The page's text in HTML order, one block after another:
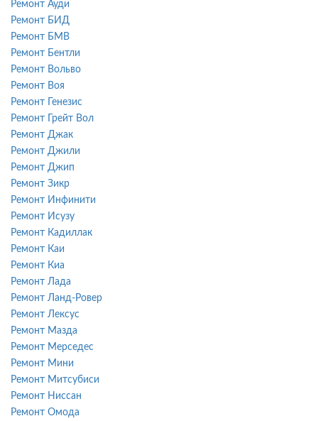
Ремонт Ауди
Ремонт БИД
Ремонт БМВ
Ремонт Бентли
Ремонт Вольво
Ремонт Воя
Ремонт Генезис
Ремонт Грейт Вол
Ремонт Джак
Ремонт Джили
Ремонт Джип
Ремонт Зикр
Ремонт Инфинити
Ремонт Исузу
Ремонт Кадиллак
Ремонт Каи
Ремонт Киа
Ремонт Лада
Ремонт Ланд-Ровер
Ремонт Лексус
Ремонт Мазда
Ремонт Мерседес
Ремонт Мини
Ремонт Митсубиси
Ремонт Ниссан
Ремонт Омода